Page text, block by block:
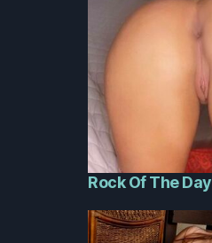
Rock Of The Day